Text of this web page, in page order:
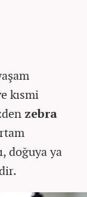
kısmi
zebra
doğuya ya